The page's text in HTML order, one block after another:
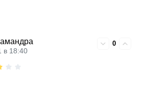
в 18:40
0